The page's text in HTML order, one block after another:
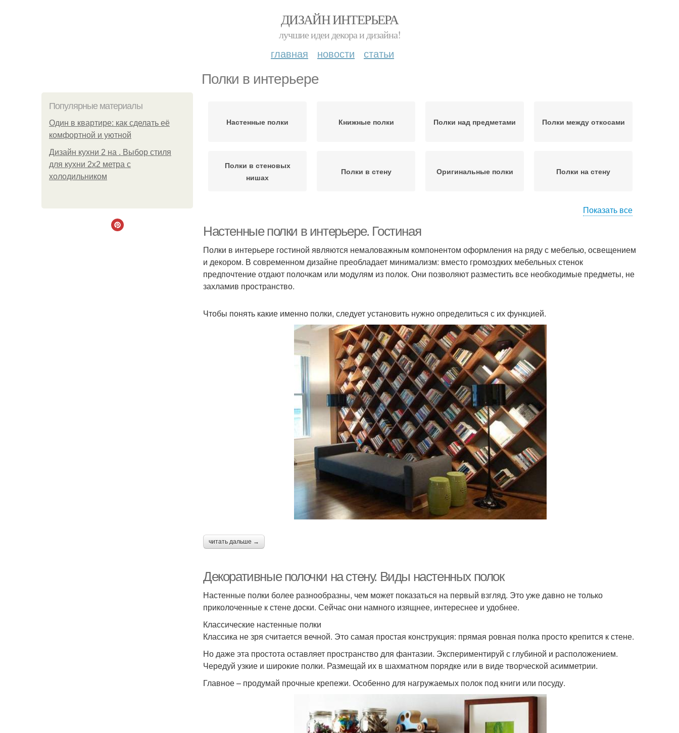
ДИЗАЙН ИНТЕРЬЕРА
лучшие идеи декора и дизайна!
главная новости статьи
Полки в интерьере
Популярные материалы
Один в квартире: как сделать её
комфортной и уютной
Дизайн кухни 2 на . Выбор стиля
для кухни 2х2 метра с
холодильником
Настенные полки Книжные полки Полки над предметами Полки между откосами
Полки в стеновых
нишах
Полки в стену Оригинальные полки Полки на стену
Дизайнерские полки Подвесная полка Навесная полка Полки на кухне
Модульные полки
Стеллаж из модульных
полок
Деревянные полки
Показать все
Настенные полки в интерьере. Гостиная
Полки в интерьере гостиной являются немаловажным компонентом оформления на ряду с мебелью, освещением
и декором. В современном дизайне преобладает минимализм: вместо громоздких мебельных стенок
предпочтение отдают полочкам или модулям из полок. Они позволяют разместить все необходимые предметы, не
захламив пространство.
Чтобы понять какие именно полки, следует установить нужно определиться с их функцией.
читать дальше →
Декоративные полочки на стену. Виды настенных полок
Настенные полки более разнообразны, чем может показаться на первый взгляд. Это уже давно не только
приколоченные к стене доски. Сейчас они намного изящнее, интереснее и удобнее.
Классические настенные полки
Классика не зря считается вечной. Это самая простая конструкция: прямая ровная полка просто крепится к стене.
Но даже эта простота оставляет пространство для фантазии. Экспериментируй с глубиной и расположением.
Чередуй узкие и широкие полки. Размещай их в шахматном порядке или в виде творческой асимметрии.
Главное – продумай прочные крепежи. Особенно для нагружаемых полок под книги или посуду.